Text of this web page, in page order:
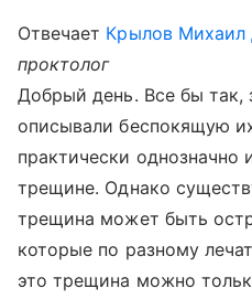
Отвечает Крылов Михаил
проктолог
Добрый день. Все бы так,
описывали беспокящую
практически однозначно
трещине. Однако
трещина может быть
которые по разному
это трещина можно